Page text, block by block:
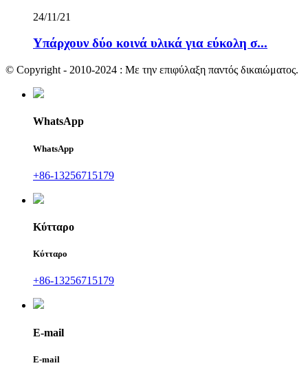
24/11/21
Υπάρχουν δύο κοινά υλικά για εύκολη σ...
© Copyright - 2010-2024 : Με την επιφύλαξη παντός δικαιώματος.
WhatsApp
WhatsApp
+86-13256715179
Κύτταρο
Κύτταρο
+86-13256715179
E-mail
E-mail